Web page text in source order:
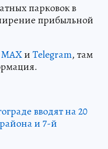
парковок в
прибыльной
MAXиTelegram, там
вводят на 20
и 7-й